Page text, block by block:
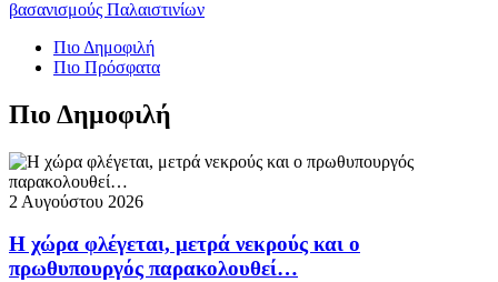
βασανισμούς Παλαιστινίων
Πιο Δημοφιλή
Πιο Πρόσφατα
Πιο Δημοφιλή
2 Αυγούστου 2026
Η χώρα φλέγεται, μετρά νεκρούς και ο
πρωθυπουργός παρακολουθεί…